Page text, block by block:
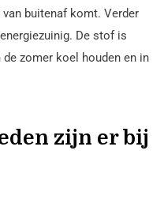
buitenaf komt. Verder
De stof is
zomer koel houden en in
zijn er bij